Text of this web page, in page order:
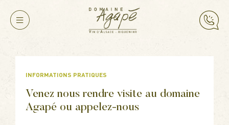
INFORMATIONS PRATIQUES
Venez nous rendre visite au domaine
Agapé ou appelez-nous